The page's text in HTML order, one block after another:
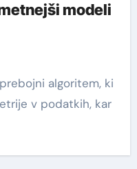
modeli
v podatkih, kar